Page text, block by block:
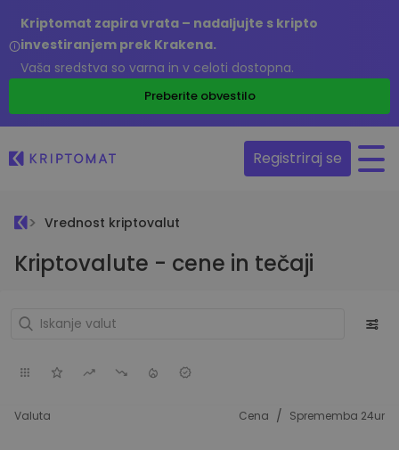
Kriptomat zapira vrata – nadaljujte s kripto
investiranjem prek Krakena.
Vaša sredstva so varna in v celoti dostopna.
Preberite obvestilo
Registriraj se
Vrednost kriptovalut
Kriptovalute - cene in tečaji
Valuta Cena / Sprememba 24ur